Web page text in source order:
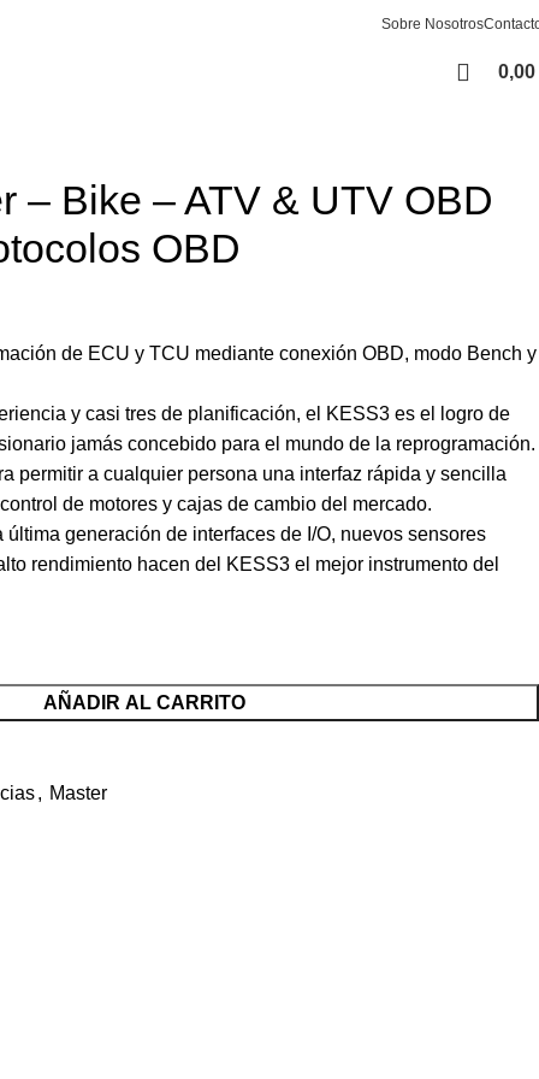
Sobre Nosotros
0,00
– Bike – ATV & UTV OBD
OBD
de ECU y TCU mediante conexión OBD, modo Bench y
y casi tres de planificación, el KESS3 es el logro de
jamás concebido para el mundo de la reprogramación.
permitir a cualquier persona una interfaz rápida y sencilla
de motores y cajas de cambio del mercado.
generación de interfaces de I/O, nuevos sensores
rendimiento hacen del KESS3 el mejor instrumento del
AÑADIR AL CARRITO
, Master